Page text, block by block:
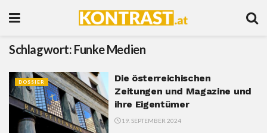
Schlagwort: Funke Medien
DOSSIER
Die österreichischen
Zeitungen und Magazine und
ihre Eigentümer
19. SEPTEMBER 2024